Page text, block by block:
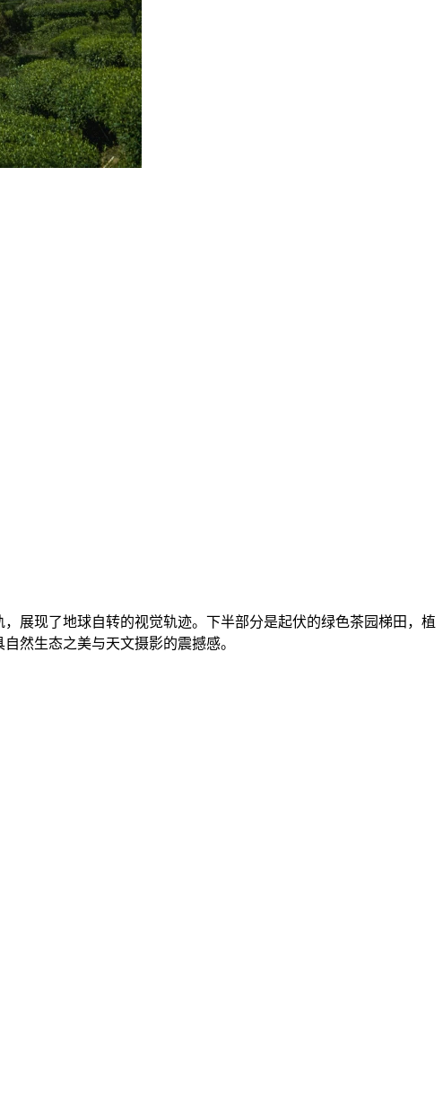
展现了地球自转的视觉轨迹。下半部分是起伏的绿色茶园梯田，植
然生态之美与天文摄影的震撼感。